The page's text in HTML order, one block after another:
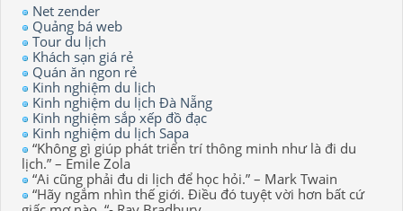
Net zender
Quảng bá web
Tour du lịch
Khách sạn giá rẻ
Quán ăn ngon rẻ
Kinh nghiệm du lịch
Kinh nghiệm du lịch Đà Nẵng
Kinh nghiệm sắp xếp đồ đạc
Kinh nghiệm du lịch Sapa
“Không gì giúp phát triển trí thông minh như là đi du
lịch.” – Emile Zola
“Ai cũng phải đu di lịch để học hỏi.” – Mark Twain
“Hãy ngắm nhìn thế giới. Điều đó tuyệt vời hơn bất cứ